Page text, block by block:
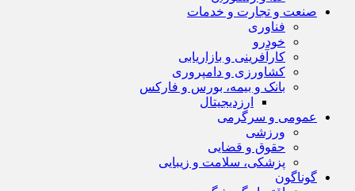
صنعت و تجارت و خدمات
فناوری
خودرو
کارآفرینی و بازاریابی
کشاورزی و دامپروری
بانک و بیمه، بورس و فارکس
ارزدیجیتال
عمومی و سرگرمی
ورزشی
حقوق و قضایی
پزشکی، سلامت و زیبایی
گوناگون